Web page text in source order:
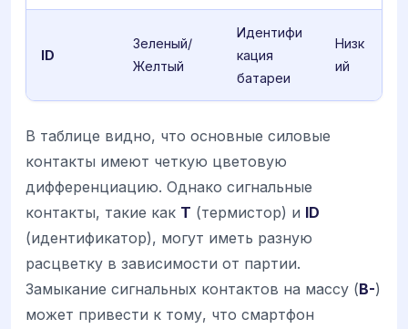
ID
Зеленый/
Желтый
Идентифи
кация
батареи
Низк
ий
В таблице видно, что основные силовые
контакты имеют четкую цветовую
дифференциацию. Однако сигнальные
контакты, такие как T (термистор) и ID
(идентификатор), могут иметь разную
расцветку в зависимости от партии.
Замыкание сигнальных контактов на массу (B-)
может привести к тому, что смартфон